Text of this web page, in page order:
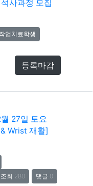
사과정 모집
업치료학생
등록마감
27일 토요
Wrist 재활]
조회 280
댓글 0